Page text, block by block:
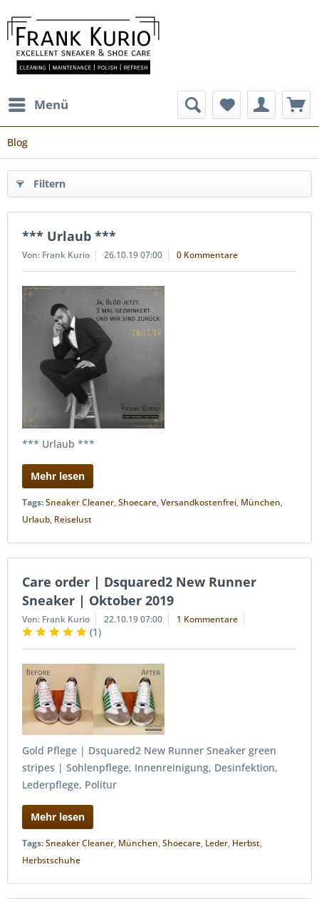
Menü
Blog
Filtern
*** Urlaub ***
Von: Frank Kurio 26.10.19 07:00 0 Kommentare
*** Urlaub ***
Mehr lesen
Tags:Sneaker Cleaner,Shoecare,Versandkostenfrei, München,
Urlaub, Reiselust
Care order | Dsquared2 New Runner
Sneaker | Oktober 2019
Von: Frank Kurio 22.10.19 07:00 1 Kommentare
(1)
Gold Pflege | Dsquared2 New Runner Sneaker green
stripes | Sohlenpflege, Innenreinigung, Desinfektion,
Lederpflege, Politur
Mehr lesen
Tags:Sneaker Cleaner, München,Shoecare, Leder, Herbst,
Herbstschuhe